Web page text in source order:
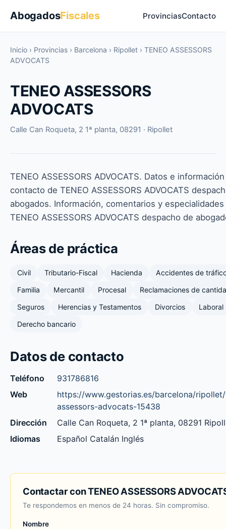
AbogadosFiscales ProvinciasContacto
Inicio › Provincias › Barcelona › Ripollet › TENEO ASSESSORS
ADVOCATS
TENEO ASSESSORS
ADVOCATS
Calle Can Roqueta, 2 1ª planta, 08291 · Ripollet
TENEO ASSESSORS ADVOCATS. Datos e
contacto de TENEO ASSESSORS ADVOCATS
abogados. Información, comentarios y especialidades
TENEO ASSESSORS ADVOCATS despacho de
Áreas de práctica
Civil Tributario-Fiscal Hacienda
Accidentes de
Familia
Mercantil Procesal
Reclamaciones de
Seguros
Herencias y Testamentos Divorcios
Laboral
Derecho bancario
Datos de contacto
Teléfono
931786816
Web
https://www.gestorias.es/barcelona/
assessors-advocats-15438
Dirección
Calle Can Roqueta, 2 1ª planta, 08291
Idiomas
Español Catalán Inglés
Contactar con TENEO ASSESSORS
Te respondemos en menos de 24 horas. Sin compromiso.
Nombre